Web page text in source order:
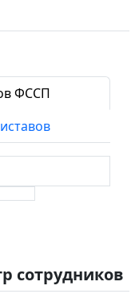
ФССП
сотрудников